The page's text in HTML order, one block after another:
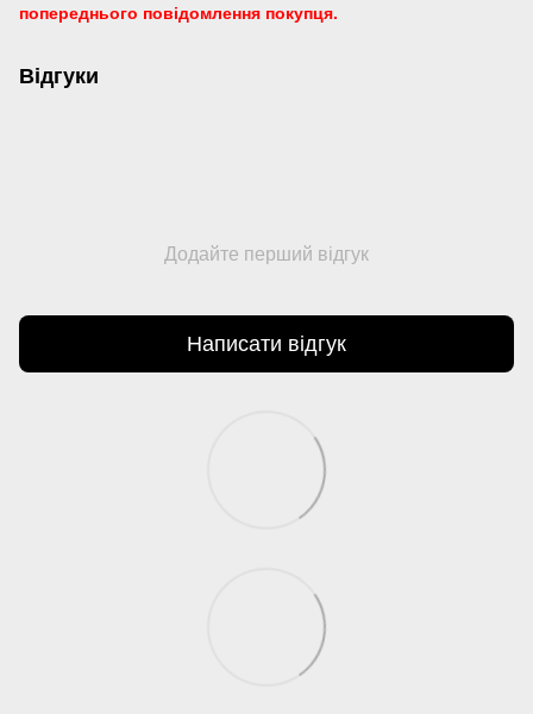
попереднього повідомлення покупця.
Відгуки
Додайте перший відгук
Написати відгук